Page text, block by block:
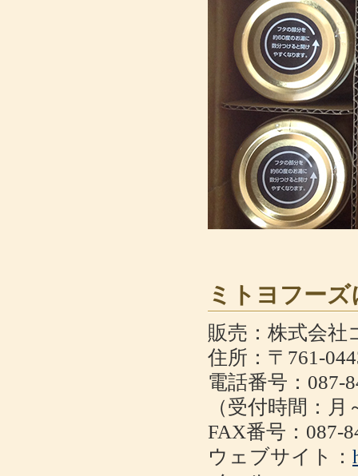
ミトヨフー
販売：株式会社
住所：〒761-
電話番号：087-
（受付時間：
FAX番号：087-
ウェブサイト：